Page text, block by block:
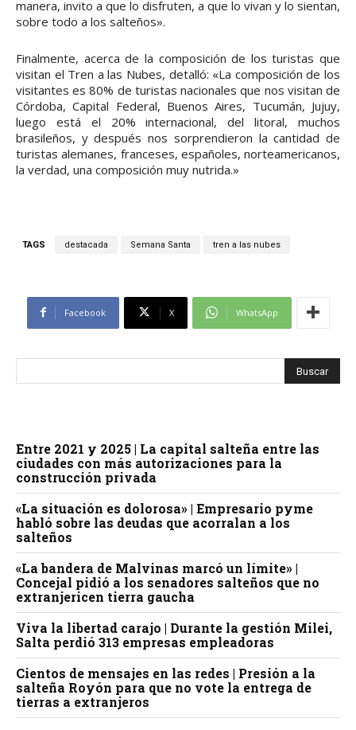
manera, invito a que lo disfruten, a que lo vivan y lo sientan,
sobre todo a los salteños».
Finalmente, acerca de la composición de los turistas que
visitan el Tren a las Nubes, detalló: «La composición de los
visitantes es 80% de turistas nacionales que nos visitan de
Córdoba, Capital Federal, Buenos Aires, Tucumán, Jujuy,
luego está el 20% internacional, del litoral, muchos
brasileños, y después nos sorprendieron la cantidad de
turistas alemanes, franceses, españoles, norteamericanos,
la verdad, una composición muy nutrida.»
TAGS destacada Semana Santa tren a las nubes
Facebook X WhatsApp
Entre 2021 y 2025 | La capital salteña entre las
ciudades con más autorizaciones para la
construcción privada
«La situación es dolorosa» | Empresario pyme
habló sobre las deudas que acorralan a los
salteños
«La bandera de Malvinas marcó un límite» |
Concejal pidió a los senadores salteños que no
extranjericen tierra gaucha
Viva la libertad carajo | Durante la gestión Milei,
Salta perdió 313 empresas empleadoras
Cientos de mensajes en las redes | Presión a la
salteña Royón para que no vote la entrega de
tierras a extranjeros